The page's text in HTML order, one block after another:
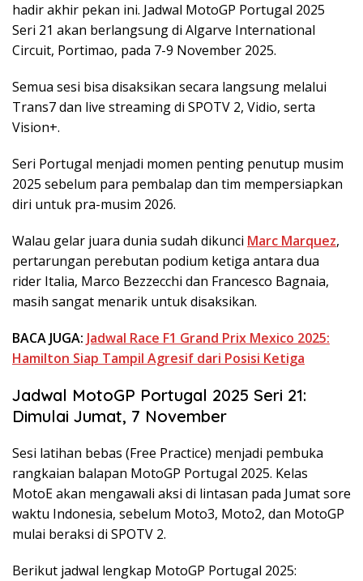
hadir akhir pekan ini. Jadwal MotoGP Portugal 2025
Seri 21 akan berlangsung di Algarve International
Circuit, Portimao, pada 7-9 November 2025.
Semua sesi bisa disaksikan secara langsung melalui
Trans7 dan live streaming di SPOTV 2, Vidio, serta
Vision+.
Seri Portugal menjadi momen penting penutup musim
2025 sebelum para pembalap dan tim mempersiapkan
diri untuk pra-musim 2026.
Walau gelar juara dunia sudah dikunci Marc Marquez,
pertarungan perebutan podium ketiga antara dua
rider Italia, Marco Bezzecchi dan Francesco Bagnaia,
masih sangat menarik untuk disaksikan.
BACA JUGA: Jadwal Race F1 Grand Prix Mexico 2025:
Hamilton Siap Tampil Agresif dari Posisi Ketiga
Jadwal MotoGP Portugal 2025 Seri 21:
Dimulai Jumat, 7 November
Sesi latihan bebas (Free Practice) menjadi pembuka
rangkaian balapan MotoGP Portugal 2025. Kelas
MotoE akan mengawali aksi di lintasan pada Jumat sore
waktu Indonesia, sebelum Moto3, Moto2, dan MotoGP
mulai beraksi di SPOTV 2.
Berikut jadwal lengkap MotoGP Portugal 2025: